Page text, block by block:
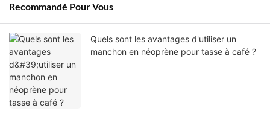
Recommandé Pour Vous
Quels sont les avantages d'utiliser un
manchon en néoprène pour tasse à café ?